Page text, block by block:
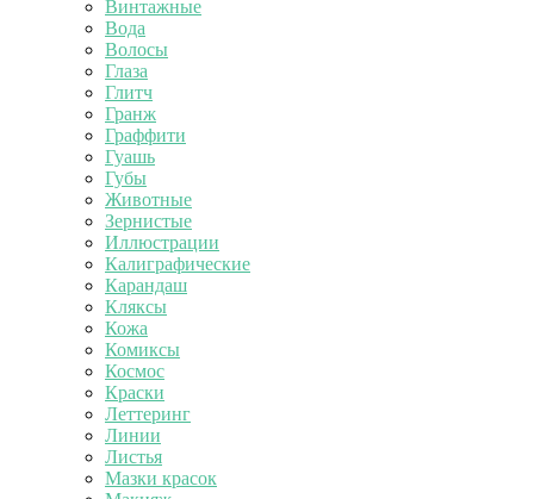
Винтажные
Вода
Волосы
Глаза
Глитч
Гранж
Граффити
Гуашь
Губы
Животные
Зернистые
Иллюстрации
Калиграфические
Карандаш
Кляксы
Кожа
Комиксы
Космос
Краски
Леттеринг
Линии
Листья
Мазки красок